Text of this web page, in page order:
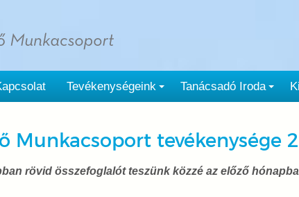
Tevékenységeink Tanácsadó Iroda
Munkacsoport tevékenysége
rövid összefoglalót teszünk közzé az előző